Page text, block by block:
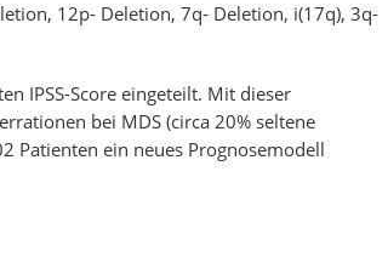
12p- Deletion, 7q- Deletion, i(17q), 3q-
IPSS-Score eingeteilt. Mit dieser
bei MDS (circa 20% seltene
Patienten ein neues Prognosemodell